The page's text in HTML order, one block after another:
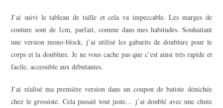
J’ai suivi le tableau de taille et cela va impeccable. Les marges de
couture sont de 1cm, parfait, comme dans mes habitudes. Souhaitant
une version mono-block, j’ai utilisé les gabarits de doublure pour le
corps et la doublure. Je ne vous cache pas que c’est ainsi très rapide et
facile, accessible aux débutantes.
J’ai réalisé ma première version dans un coupon de batiste dénichée
chez le grossiste. Cela passait tout juste… j’ai doublé avec une chute